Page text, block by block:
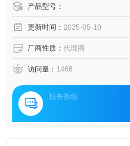
产品型号：
更新时间： 2025-05-10
厂商性质： 代理商
访问量： 1468
服务热线